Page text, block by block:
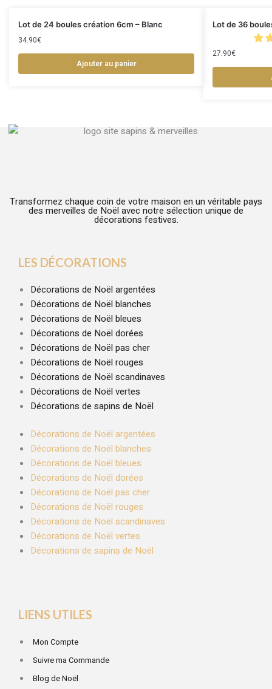
Lot de 24 boules création 6cm – Blanc
34.90€
Ajouter au panier
Lot de 36
27.90€
Transformez chaque coin de votre maison en un véritable pays
des merveilles de Noël avec notre sélection unique de
décorations festives.
LES DÉCORATIONS
Décorations de Noël argentées
Décorations de Noël blanches
Décorations de Noël bleues
Décorations de Noël dorées
Décorations de Noël pas cher
Décorations de Noël rouges
Décorations de Noël scandinaves
Décorations de Noël vertes
Décorations de sapins de Noël
Décorations de Noël argentées
Décorations de Noël blanches
Décorations de Noël bleues
Décorations de Noël dorées
Décorations de Noël pas cher
Décorations de Noël rouges
Décorations de Noël scandinaves
Décorations de Noël vertes
Décorations de sapins de Noël
LIENS UTILES
Mon Compte
Suivre ma Commande
Blog de Noël